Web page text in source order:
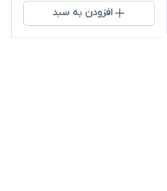
افزودن به سبد